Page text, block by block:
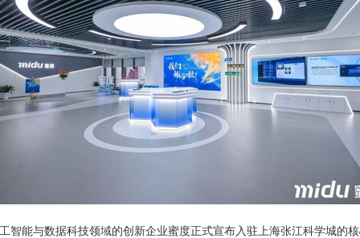
智能与数据科技领域的创新企业蜜度正式宣布入驻上海张江科学城的